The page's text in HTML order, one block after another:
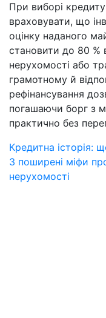
При виборі
враховувати, що
оцінку наданого
становити до 80 %
нерухомості або
грамотному й
рефінансування
погашаючи борг з
практично без
Навігація
записів
Попередній
пост:
Кредитна історія:
Наступний
пост:
3 поширені міфи
нерухомості